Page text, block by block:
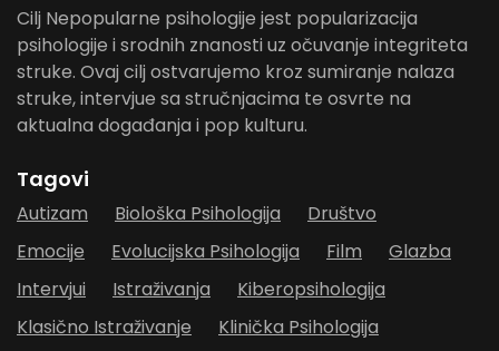
Cilj Nepopularne psihologije jest popularizacija
psihologije i srodnih znanosti uz očuvanje integriteta
struke. Ovaj cilj ostvarujemo kroz sumiranje nalaza
struke, intervjue sa stručnjacima te osvrte na
aktualna događanja i pop kulturu.
Tagovi
Autizam Biološka Psihologija
Društvo
Emocije
Evolucijska Psihologija Film
Glazba
Intervjui
Istraživanja
Kiberopsihologija
Klasično Istraživanje
Klinička Psihologija